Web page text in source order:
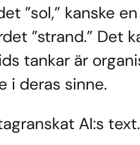
”sol,” kanske
”strand.” Det
tankar är
i deras sinne.
AI:s text.